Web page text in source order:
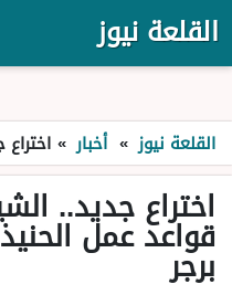
القلعة نيوز
القلعة نيوز » أخبار » اختراع
اختراع جديد..
قواعد عمل
برجر